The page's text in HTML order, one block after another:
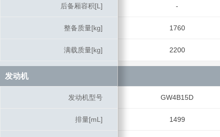
后备厢容积[L] -
整备质量[kg] 1760
满载质量[kg] 2200
发动机
发动机型号 GW4B15D
排量[mL] 1499
后备厢容积[L]
整备质量[kg]
满载质量[kg]
发动机
发动机型号
排量[mL]